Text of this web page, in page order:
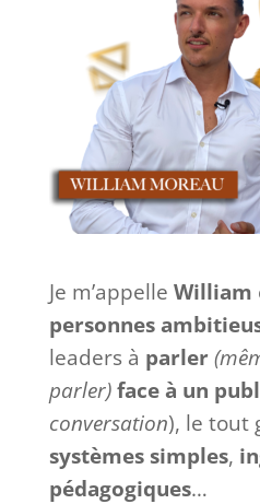
Je m’appelle William
personnes
leaders à parler
parler) face à un
conversation), le tout
systèmes simples,
pédagogiques…